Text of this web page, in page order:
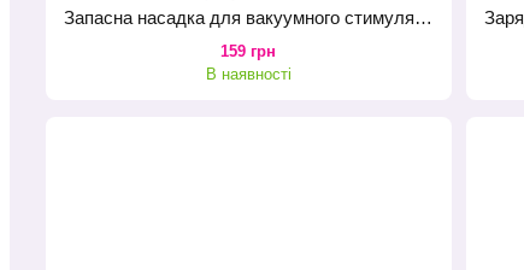
Запасна насадка для вакуумного стимулятора Satisfyer Penguin Climax Tips
159 грн
В наявності